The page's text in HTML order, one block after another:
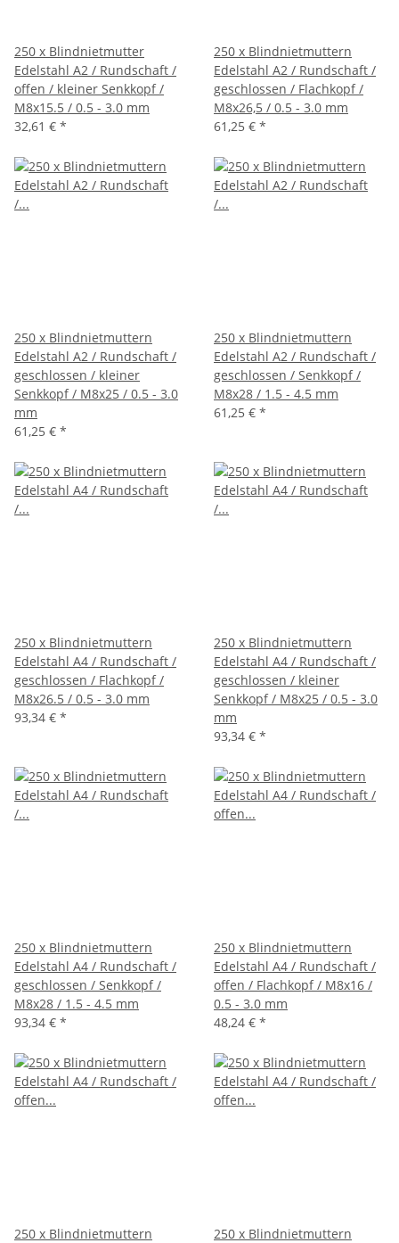
250 x Blindnietmutter
Edelstahl A2 / Rundschaft /
offen / kleiner Senkkopf /
M8x15.5 / 0.5 - 3.0 mm
32,61 € *
250 x Blindnietmuttern
Edelstahl A2 / Rundschaft /
geschlossen / Flachkopf /
M8x26,5 / 0.5 - 3.0 mm
61,25 € *
250 x Blindnietmuttern
Edelstahl A2 / Rundschaft /
geschlossen / kleiner
Senkkopf / M8x25 / 0.5 - 3.0
mm
61,25 € *
250 x Blindnietmuttern
Edelstahl A2 / Rundschaft /
geschlossen / Senkkopf /
M8x28 / 1.5 - 4.5 mm
61,25 € *
250 x Blindnietmuttern
Edelstahl A4 / Rundschaft /
geschlossen / Flachkopf /
M8x26.5 / 0.5 - 3.0 mm
93,34 € *
250 x Blindnietmuttern
Edelstahl A4 / Rundschaft /
geschlossen / kleiner
Senkkopf / M8x25 / 0.5 - 3.0
mm
93,34 € *
250 x Blindnietmuttern
Edelstahl A4 / Rundschaft /
geschlossen / Senkkopf /
M8x28 / 1.5 - 4.5 mm
93,34 € *
250 x Blindnietmuttern
Edelstahl A4 / Rundschaft /
offen / Flachkopf / M8x16 /
0.5 - 3.0 mm
48,24 € *
250 x Blindnietmuttern
250 x Blindnietmuttern